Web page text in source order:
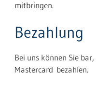
mitbringen.
Bezahlung
Bei uns können Sie
Mastercard bezahlen.